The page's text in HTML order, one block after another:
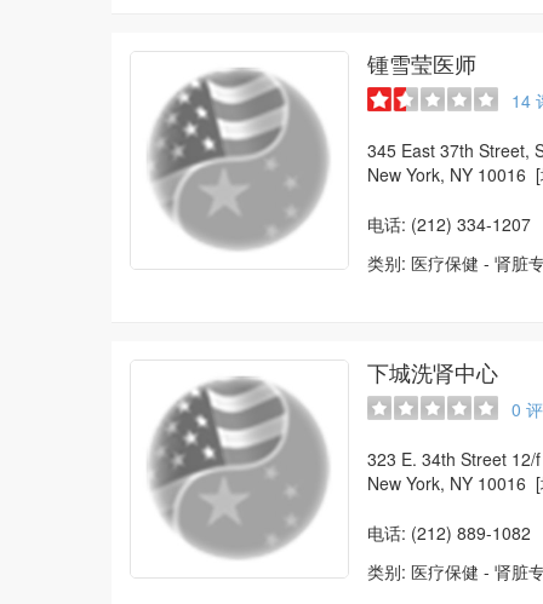
锺雪莹医师
14
345 East 37th Street,
New York, NY 10016
电话: (212) 334-1207
类别: 医疗保健 - 肾脏
下城洗肾中心
0
323 E. 34th Street 12/f
New York, NY 10016
电话: (212) 889-1082
类别: 医疗保健 - 肾脏